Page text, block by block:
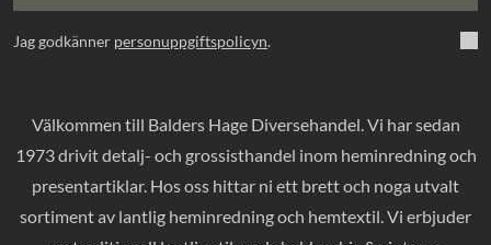
Jag godkänner personuppgiftspolicyn.
Välkommen till Balders Hage Diversehandel. Vi har sedan
1973 drivit detalj- och grossisthandel inom heminredning och
presentartiklar. Hos oss hittar ni ett brett och noga utvalt
sortiment av lantlig heminredning och hemtextil. Vi erbjuder